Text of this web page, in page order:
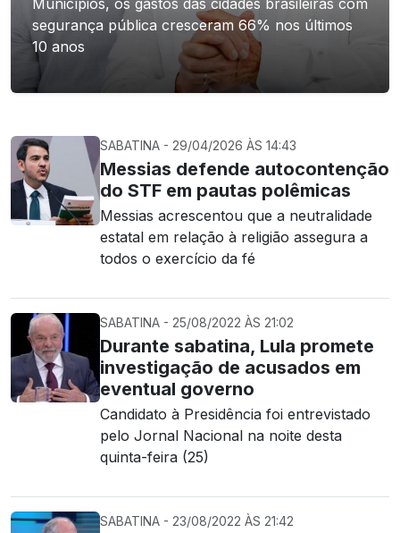
Municípios, os gastos das cidades brasileiras com
segurança pública cresceram 66% nos últimos
10 anos
SABATINA - 29/04/2026 ÀS 14:43
Messias defende autocontenção
do STF em pautas polêmicas
Messias acrescentou que a neutralidade
estatal em relação à religião assegura a
todos o exercício da fé
SABATINA - 25/08/2022 ÀS 21:02
Durante sabatina, Lula promete
investigação de acusados em
eventual governo
Candidato à Presidência foi entrevistado
pelo Jornal Nacional na noite desta
quinta-feira (25)
SABATINA - 23/08/2022 ÀS 21:42